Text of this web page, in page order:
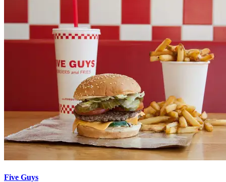
Five Guys